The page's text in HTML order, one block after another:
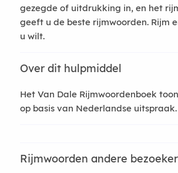
gezegde of uitdrukking in, en het
geeft u de beste rijmwoorden. Rijm
u wilt.
Over dit hulpmiddel
Het Van Dale Rijmwoordenboek
op basis van Nederlandse uitspraak.
Rijmwoorden andere